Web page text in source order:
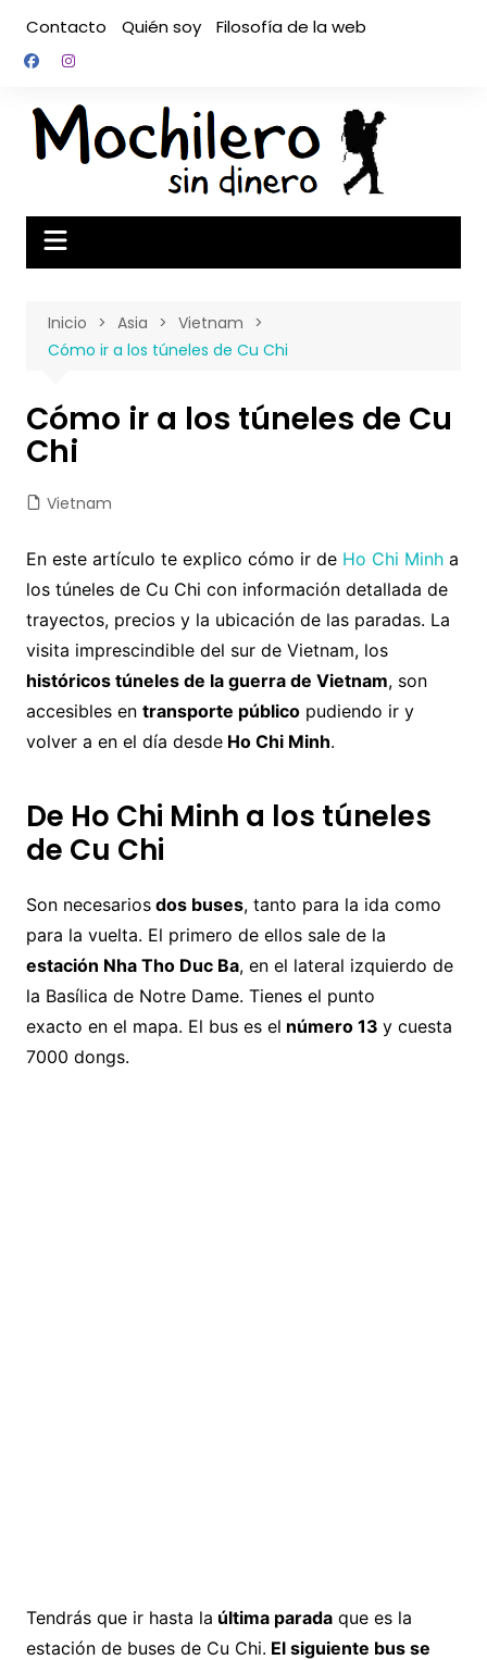
contenido
Contacto Quién soy Filosofía de la web
Inicio Asia
Vietnam
Cómo ir a los túneles de Cu Chi
Cómo ir a los túneles de Cu
Chi
Vietnam
En este artículo te explico cómo ir de Ho Chi Minha
los túneles de Cu Chi con información detallada de
trayectos, precios y la ubicación de las paradas. La
visita imprescindible del sur de Vietnam, los
históricos túneles de la guerra de Vietnam, son
accesibles en transporte públicopudiendo ir y
volver a en el día desdeHo Chi Minh.
De Ho Chi Minh a los túneles
de Cu Chi
Son necesariosdos buses, tanto para la ida como
para la vuelta. El primero de ellos sale de la
estación Nha Tho Duc Ba, en el lateral izquierdo de
la Basílica de Notre Dame. Tienes el punto
exacto en el mapa. El bus es el número 13 y cuesta
7000 dongs.
Tendrás que ir hasta la última paradaque es la
estación de buses de Cu Chi. El siguiente bus se